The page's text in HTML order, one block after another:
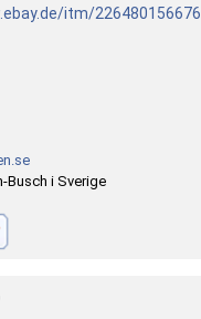
itm/226480156676
Busch i Sverige